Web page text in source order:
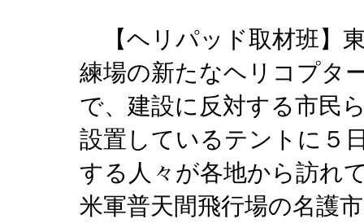
【ヘリパッド取材班】
練場の新たなヘリコプタ
で、建設に反対する市民
設置しているテントに５
する人々が各地から訪れ
米軍普天間飛行場の名護